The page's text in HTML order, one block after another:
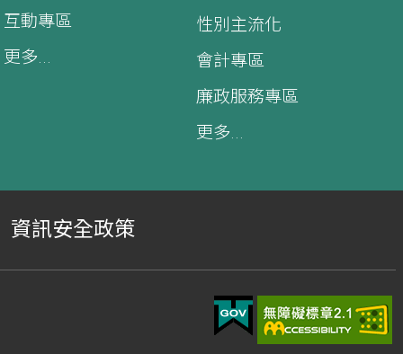
互動專區
更多...
性別主流化
會計專區
廉政服務專區
更多...
資訊安全政策